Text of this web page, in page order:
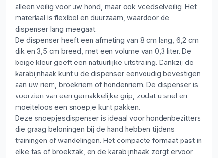
alleen veilig voor uw hond, maar ook voedselveilig. Het
materiaal is flexibel en duurzaam, waardoor de
dispenser lang meegaat.
De dispenser heeft een afmeting van 8 cm lang, 6,2 cm
dik en 3,5 cm breed, met een volume van 0,3 liter. De
beige kleur geeft een natuurlijke uitstraling. Dankzij de
karabijnhaak kunt u de dispenser eenvoudig bevestigen
aan uw riem, broekriem of hondenriem. De dispenser is
voorzien van een gemakkelijke grip, zodat u snel en
moeiteloos een snoepje kunt pakken.
Deze snoepjesdispenser is ideaal voor hondenbezitters
die graag beloningen bij de hand hebben tijdens
trainingen of wandelingen. Het compacte formaat past in
elke tas of broekzak, en de karabijnhaak zorgt ervoor